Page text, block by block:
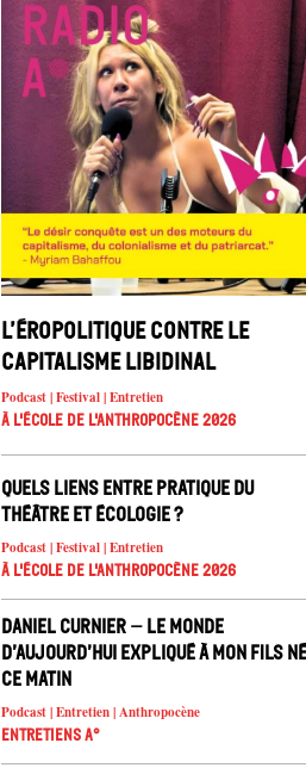
L’éropolitique contre le
capitalisme libidinal
Podcast | Festival | Entretien
À l'école de l'Anthropocène 2026
Quels liens entre pratique du
théâtre et écologie ?
Podcast | Festival | Entretien
À l'école de l'Anthropocène 2026
Daniel Curnier – Le Monde
d’aujourd’hui expliqué à mon fils né
ce matin
Podcast | Entretien | Anthropocène
Entretiens A°